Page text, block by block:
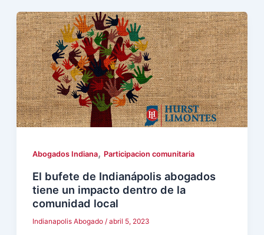
Abogados Indiana, Participacion comunitaria
El bufete de Indianápolis abogados
tiene un impacto dentro de la
comunidad local
Indianapolis Abogado/abril 5, 2023